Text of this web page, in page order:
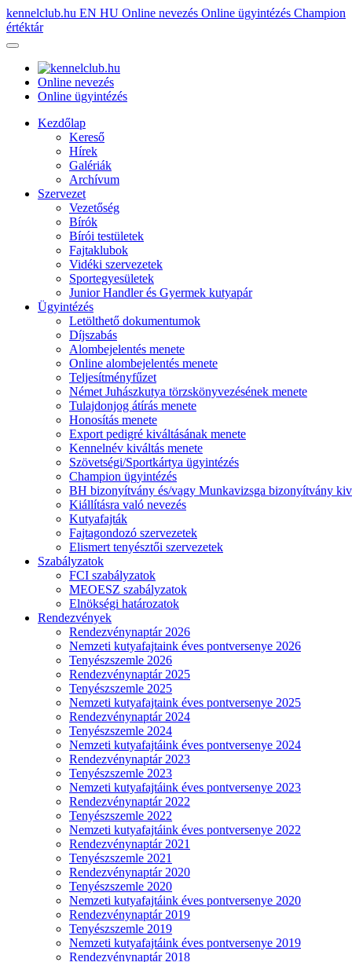
kennelclub.hu EN HU Online nevezés Online ügyintézés Champion
értéktár
Online nevezés
Online ügyintézés
Kezdőlap
Kereső
Hírek
Galériák
Archívum
Szervezet
Vezetőség
Bírók
Bírói testületek
Fajtaklubok
Vidéki szervezetek
Sportegyesületek
Junior Handler és Gyermek kutyapár
Ügyintézés
Letölthető dokumentumok
Díjszabás
Alombejelentés menete
Online alombejelentés menete
Teljesítményfűzet
Német Juhászkutya törzskönyvezésének menete
Tulajdonjog átírás menete
Honosítás menete
Export pedigré kiváltásának menete
Kennelnév kiváltás menete
Szövetségi/Sportkártya ügyintézés
Champion ügyintézés
BH bizonyítvány és/vagy Munkavizsga bizonyítvány
Kiállításra való nevezés
Kutyafajták
Fajtagondozó szervezetek
Elismert tenyésztői szervezetek
Szabályzatok
FCI szabályzatok
MEOESZ szabályzatok
Elnökségi határozatok
Rendezvények
Rendezvénynaptár 2026
Nemzeti kutyafajtaink éves pontversenye 2026
Tenyészszemle 2026
Rendezvénynaptár 2025
Tenyészszemle 2025
Nemzeti kutyafajtaink éves pontversenye 2025
Rendezvénynaptár 2024
Tenyészszemle 2024
Nemzeti kutyafajtáink éves pontversenye 2024
Rendezvénynaptár 2023
Tenyészszemle 2023
Nemzeti kutyafajtáink éves pontversenye 2023
Rendezvénynaptár 2022
Tenyészszemle 2022
Nemzeti kutyafajtáink éves pontversenye 2022
Rendezvénynaptár 2021
Tenyészszemle 2021
Rendezvénynaptár 2020
Tenyészszemle 2020
Nemzeti kutyafajtáink éves pontversenye 2020
Rendezvénynaptár 2019
Tenyészszemle 2019
Nemzeti kutyafajtáink éves pontversenye 2019
Rendezvénynaptár 2018